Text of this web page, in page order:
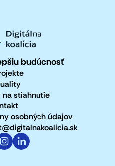
budúcnosť
na stiahnutie
osobných údajov
www.facebook.com/
https://